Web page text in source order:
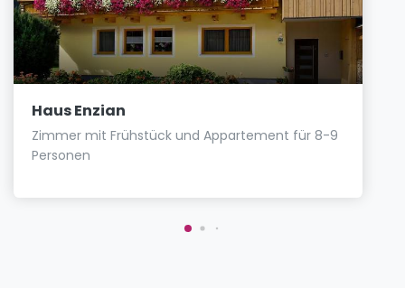
Haus Enzian
Zimmer mit Frühstück und Appartement für 8-9
Personen